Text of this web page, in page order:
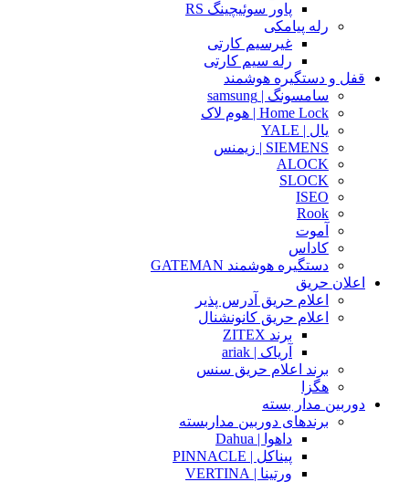
پاور سوئیچینگ RS
رله پیامکی
غیرسیم کارتی
رله سیم کارتی
قفل و دستگیره هوشمند
سامسونگ | samsung
Home Lock | هوم لاک
یال | YALE
SIEMENS | زیمنس
ALOCK
SLOCK
ISEO
Rook
آموت
کاداس
دستگیره هوشمند GATEMAN
اعلان حریق
اعلام حریق آدرس پذیر
اعلام حریق کانونشنال
برند ZITEX
آریاک | ariak
برند اعلام حریق سنس
هگزا
دوربین مدار بسته
برندهای دوربین مداربسته
داهوا | Dahua
پیناکل | PINNACLE
ورتینا | VERTINA